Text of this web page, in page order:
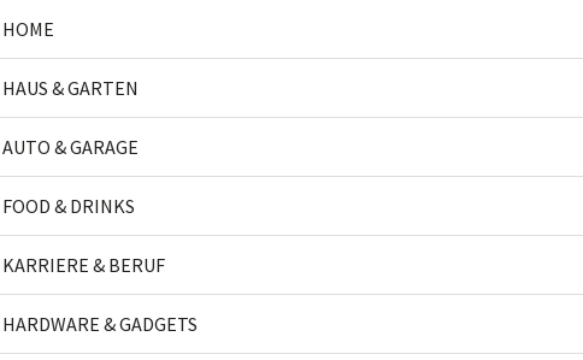
HOME
HAUS & GARTEN
AUTO & GARAGE
FOOD & DRINKS
KARRIERE & BERUF
HARDWARE & GADGETS